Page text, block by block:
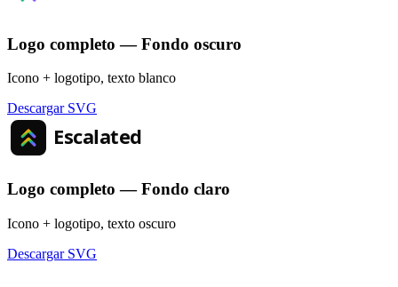
Logo completo — Fondo oscuro
Icono + logotipo, texto blanco
Descargar SVG
Logo completo — Fondo claro
Icono + logotipo, texto oscuro
Descargar SVG